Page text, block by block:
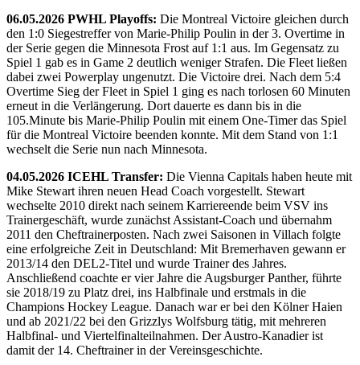
06.05.2026 PWHL Playoffs: Die Montreal Victoire gleichen durch
den 1:0 Siegestreffer von Marie-Philip Poulin in der 3. Overtime in
der Serie gegen die Minnesota Frost auf 1:1 aus. Im Gegensatz zu
Spiel 1 gab es in Game 2 deutlich weniger Strafen. Die Fleet ließen
dabei zwei Powerplay ungenutzt. Die Victoire drei. Nach dem 5:4
Overtime Sieg der Fleet in Spiel 1 ging es nach torlosen 60 Minuten
erneut in die Verlängerung. Dort dauerte es dann bis in die
105.Minute bis Marie-Philip Poulin mit einem One-Timer das Spiel
für die Montreal Victoire beenden konnte. Mit dem Stand von 1:1
wechselt die Serie nun nach Minnesota.
04.05.2026 ICEHL Transfer: Die Vienna Capitals haben heute mit
Mike Stewart ihren neuen Head Coach vorgestellt. Stewart
wechselte 2010 direkt nach seinem Karriereende beim VSV ins
Trainergeschäft, wurde zunächst Assistant-Coach und übernahm
2011 den Cheftrainerposten. Nach zwei Saisonen in Villach folgte
eine erfolgreiche Zeit in Deutschland: Mit Bremerhaven gewann er
2013/14 den DEL2-Titel und wurde Trainer des Jahres.
Anschließend coachte er vier Jahre die Augsburger Panther, führte
sie 2018/19 zu Platz drei, ins Halbfinale und erstmals in die
Champions Hockey League. Danach war er bei den Kölner Haien
und ab 2021/22 bei den Grizzlys Wolfsburg tätig, mit mehreren
Halbfinal- und Viertelfinalteilnahmen. Der Austro-Kanadier ist
damit der 14. Cheftrainer in der Vereinsgeschichte.